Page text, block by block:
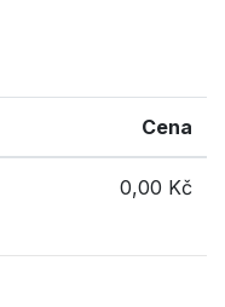
Cena
0,00 Kč